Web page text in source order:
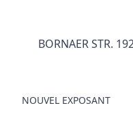
BORNAER STR.
NOUVEL EXPOSANT